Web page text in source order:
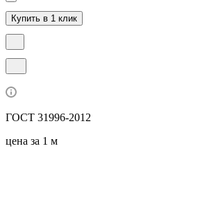
Купить в 1 клик
ГОСТ 31996-2012
цена за 1 м